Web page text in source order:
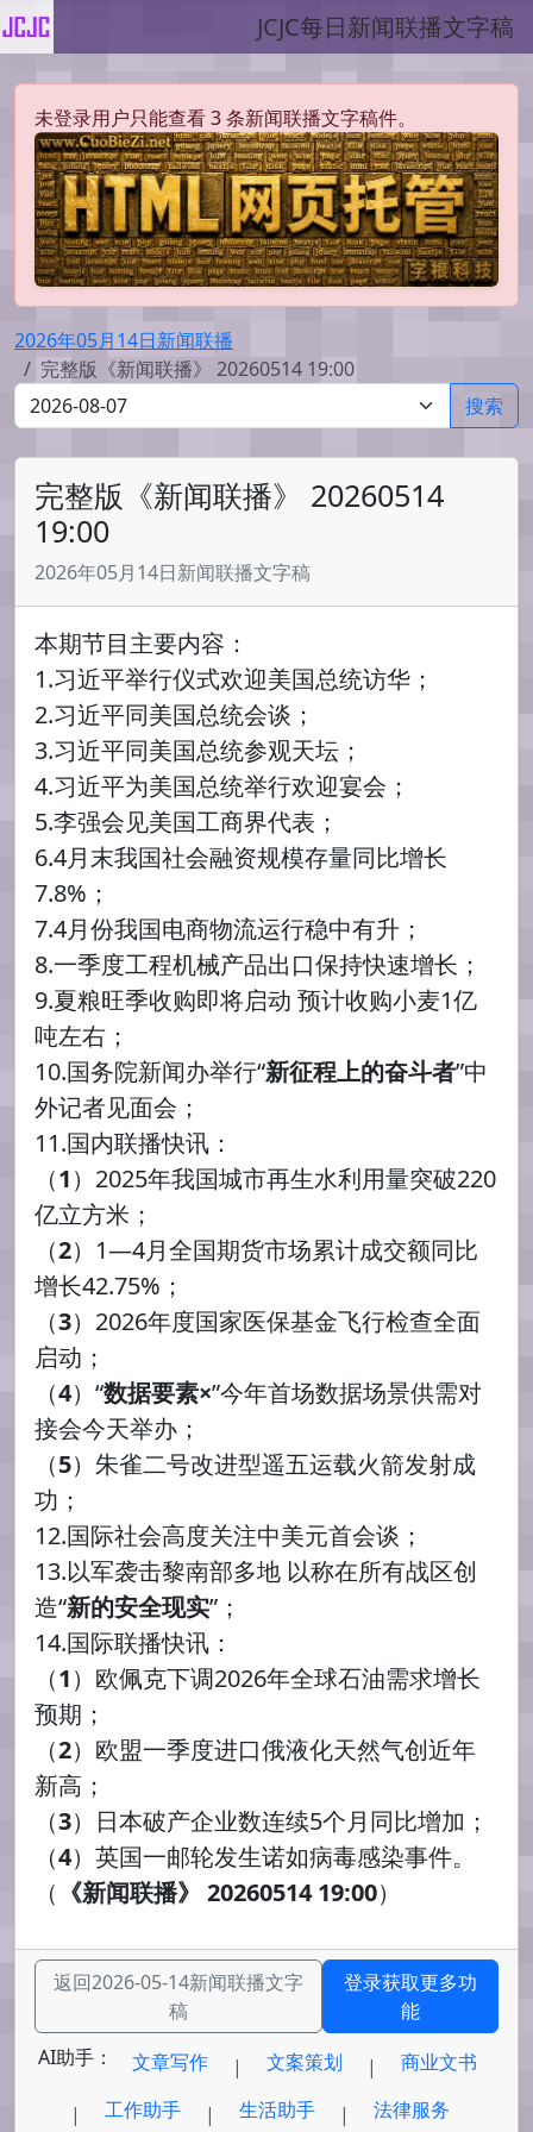
JCJC每日新闻联播文字稿
未登录用户只能查看 3 条新闻联播文字稿件。
2026年05月14日新闻联播
完整版《新闻联播》 20260514 19:00
搜索
完整版《新闻联播》 20260514
19:00
2026年05月14日新闻联播文字稿
本期节目主要内容：
1.习近平举行仪式欢迎美国总统访华；
2.习近平同美国总统会谈；
3.习近平同美国总统参观天坛；
4.习近平为美国总统举行欢迎宴会；
5.李强会见美国工商界代表；
6.4月末我国社会融资规模存量同比增长
7.8%；
7.4月份我国电商物流运行稳中有升；
8.一季度工程机械产品出口保持快速增长；
9.夏粮旺季收购即将启动 预计收购小麦1亿
吨左右；
10.国务院新闻办举行“新征程上的奋斗者”中
外记者见面会；
11.国内联播快讯：
（1）2025年我国城市再生水利用量突破220
亿立方米；
（2）1—4月全国期货市场累计成交额同比
增长42.75%；
（3）2026年度国家医保基金飞行检查全面
启动；
（4）“数据要素×”今年首场数据场景供需对
接会今天举办；
（5）朱雀二号改进型遥五运载火箭发射成
功；
12.国际社会高度关注中美元首会谈；
13.以军袭击黎南部多地 以称在所有战区创
造“新的安全现实”；
14.国际联播快讯：
（1）欧佩克下调2026年全球石油需求增长
预期；
（2）欧盟一季度进口俄液化天然气创近年
新高；
（3）日本破产企业数连续5个月同比增加；
（4）英国一邮轮发生诺如病毒感染事件。
（ 《新闻联播》 20260514 19:00）
返回2026-05-14新闻联播文字
稿
登录获取更多功
能
AI助手：
文章写作 | 文案策划 |
商业文书
|
工作助手 | 生活助手 | 法律服务